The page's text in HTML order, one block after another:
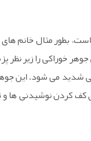
بطور مثال خانم
جوهر خوراکی را زیر
می شود. این جوهر
کردن نوشیدنی ها و